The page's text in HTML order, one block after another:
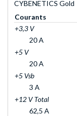
CYBENETICS Gold
Courants
+3,3 V
20 A
+5 V
20 A
+5 Vsb
3 A
+12 V Total
62,5 A